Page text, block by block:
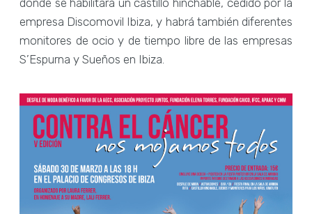
empresa Discomovil Ibiza, y habrá también diferentes
monitores de ocio y de tiempo libre de las empresas
S’Espurna y Sueños en Ibiza.